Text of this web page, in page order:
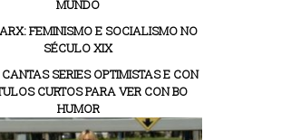
MUNDO
FEMINISMO E SOCIALISMO NO
SÉCULO XIX
SERIES OPTIMISTAS E CON
CURTOS PARA VER CON BO
HUMOR